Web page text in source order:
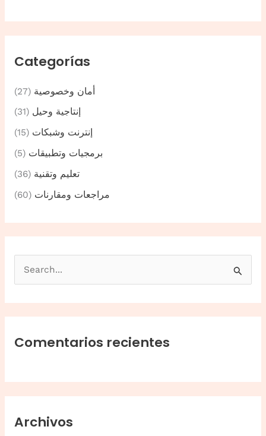
Categorías
أمان وخصوصية (27)
إنتاجية وحيل (31)
إنترنت وشبكات (15)
برمجيات وتطبيقات (5)
تعليم وتقنية (36)
مراجعات ومقارنات (60)
u
c
a
:
Comentarios recientes
Archivos